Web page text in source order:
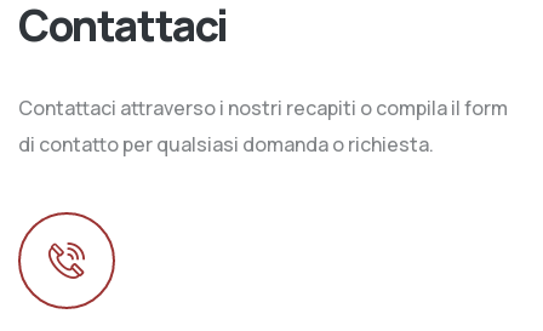
Contattaci
Contattaci attraverso i nostri recapiti o compila il form
di contatto per qualsiasi domanda o richiesta.